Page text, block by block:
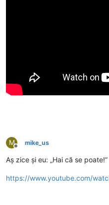
M
Deconectat
mike_us
Aș zice și eu: „Hai că se poate!”
https://www.youtube.com/